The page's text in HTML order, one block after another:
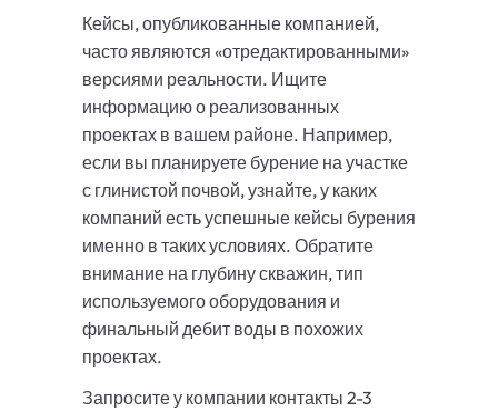
Кейсы, опубликованные компанией,
часто являются «отредактированными»
версиями реальности. Ищите
информацию о реализованных
проектах в вашем районе. Например,
если вы планируете бурение на участке
с глинистой почвой, узнайте, у каких
компаний есть успешные кейсы бурения
именно в таких условиях. Обратите
внимание на глубину скважин, тип
используемого оборудования и
финальный дебит воды в похожих
проектах.
Запросите у компании контакты 2-3